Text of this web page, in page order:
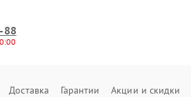
88
Доставка Гарантии Акции и скидки